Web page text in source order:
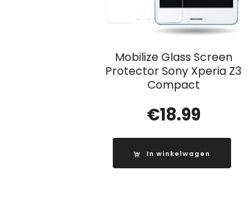
Mobilize Glass Screen
Protector Sony Xperia Z3
Compact
€18.99
In winkelwagen